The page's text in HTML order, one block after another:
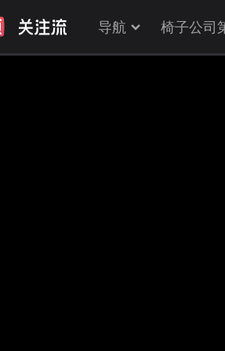
导航 椅子公司